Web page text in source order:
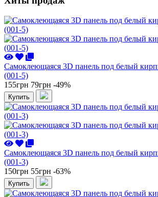
Самоклеющаяся 3D панель под белый
(001-5)
155грн 79грн -49%
Купить
Самоклеющаяся 3D панель под белый
(001-3)
150грн 55грн -63%
Купить